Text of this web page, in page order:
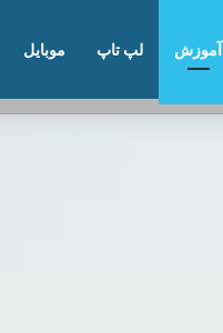
آموزش لپ تاپ موبایل